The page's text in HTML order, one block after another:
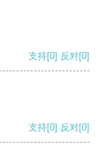
支持[0] 反对[0]
支持[0] 反对[0]